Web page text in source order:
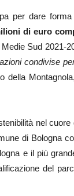
per dare
di euro
Sud 2021-
condivise
della
nel
di Bologna
e il più
del